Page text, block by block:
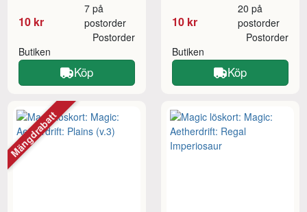
10 kr
7 på
postorder
Butiken
Postorder
Köp
10 kr
20 på
postorder
Butiken
Postorder
Köp
Mängdrabatt